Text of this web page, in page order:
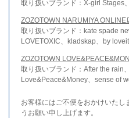
取り扱いブランド：X-girl Stages
ZOZOTOWN NARUMIYA ONLINE
取り扱いブランド：kate spade
LOVETOXIC、kladskap、by
ZOZOTOWN
取り扱いブランド：After the rain
Love&Peace&Money、sense of
お客様にはご不便をおかけいたし
うお願い申し上げます。